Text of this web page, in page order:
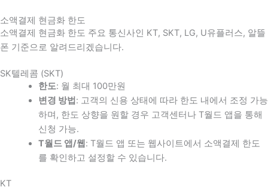
소액결제 현금화 한도
소액결제 현금화 한도 주요 통신사인 KT, SKT, LG, U유플러스, 알뜰
폰 기준으로 알려드리겠습니다.
SK텔레콤 (SKT)
한도: 월 최대 100만원
변경 방법 : 고객의 신용 상태에 따라 한도 내에서 조정 가능
하며, 한도 상향을 원할 경우 고객센터나 T월드 앱을 통해
신청 가능.
T월드 앱/웹 : T월드 앱 또는 웹사이트에서 소액결제 한도
를 확인하고 설정할 수 있습니다.
KT